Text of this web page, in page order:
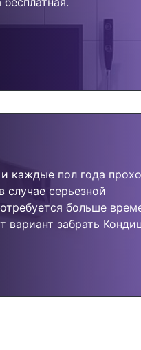
каждые пол года
серьезной
больше
забрать